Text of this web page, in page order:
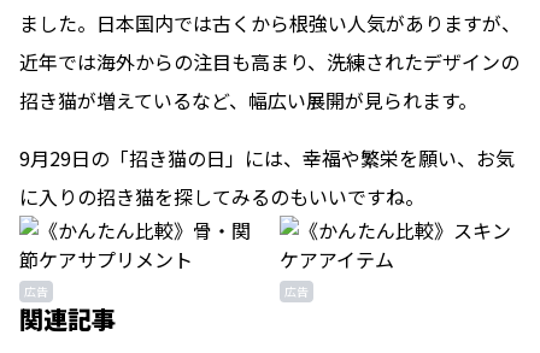
ました。日本国内では古くから根強い人気がありますが、
近年では海外からの注目も高まり、洗練されたデザインの
招き猫が増えているなど、幅広い展開が見られます。
9月29日の「招き猫の日」には、幸福や繁栄を願い、お気
に入りの招き猫を探してみるのもいいですね。
広告 広告
関連記事